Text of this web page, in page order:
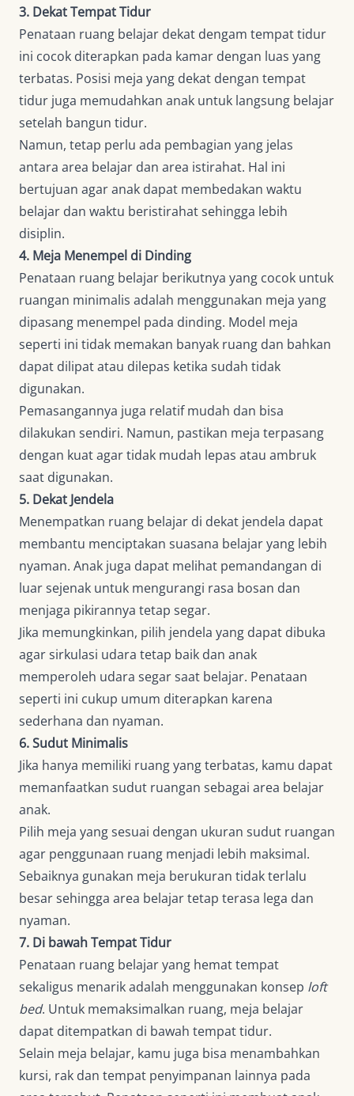
3. Dekat Tempat Tidur
Penataan ruang belajar dekat dengam tempat tidur
ini cocok diterapkan pada kamar dengan luas yang
terbatas. Posisi meja yang dekat dengan tempat
tidur juga memudahkan anak untuk langsung belajar
setelah bangun tidur.
Namun, tetap perlu ada pembagian yang jelas
antara area belajar dan area istirahat. Hal ini
bertujuan agar anak dapat membedakan waktu
belajar dan waktu beristirahat sehingga lebih
disiplin.
4. Meja Menempel di Dinding
Penataan ruang belajar berikutnya yang cocok untuk
ruangan minimalis adalah menggunakan meja yang
dipasang menempel pada dinding. Model meja
seperti ini tidak memakan banyak ruang dan bahkan
dapat dilipat atau dilepas ketika sudah tidak
digunakan.
Pemasangannya juga relatif mudah dan bisa
dilakukan sendiri. Namun, pastikan meja terpasang
dengan kuat agar tidak mudah lepas atau ambruk
saat digunakan.
5. Dekat Jendela
Menempatkan ruang belajar di dekat jendela dapat
membantu menciptakan suasana belajar yang lebih
nyaman. Anak juga dapat melihat pemandangan di
luar sejenak untuk mengurangi rasa bosan dan
menjaga pikirannya tetap segar.
Jika memungkinkan, pilih jendela yang dapat dibuka
agar sirkulasi udara tetap baik dan anak
memperoleh udara segar saat belajar. Penataan
seperti ini cukup umum diterapkan karena
sederhana dan nyaman.
6. Sudut Minimalis
Jika hanya memiliki ruang yang terbatas, kamu dapat
memanfaatkan sudut ruangan sebagai area belajar
anak.
Pilih meja yang sesuai dengan ukuran sudut ruangan
agar penggunaan ruang menjadi lebih maksimal.
Sebaiknya gunakan meja berukuran tidak terlalu
besar sehingga area belajar tetap terasa lega dan
nyaman.
7. Di bawah Tempat Tidur
Penataan ruang belajar yang hemat tempat
sekaligus menarik adalah menggunakan konsep loft
bed. Untuk memaksimalkan ruang, meja belajar
dapat ditempatkan di bawah tempat tidur.
Selain meja belajar, kamu juga bisa menambahkan
kursi, rak dan tempat penyimpanan lainnya pada